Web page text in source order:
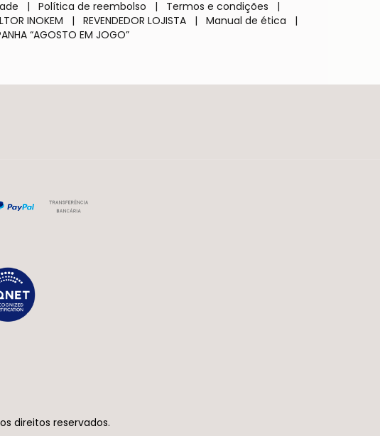
| Política de reembolso | Termos e condições |
INOKEM | REVENDEDOR LOJISTA | Manual de ética |
“AGOSTO EM JOGO”
direitos reservados.